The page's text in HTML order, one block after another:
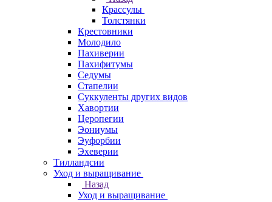
Крассулы
Толстянки
Крестовники
Молодило
Пахиверии
Пахифитумы
Седумы
Стапелии
Суккуленты других видов
Хавортии
Церопегии
Эониумы
Эуфорбии
Эхеверии
Тилландсии
Уход и выращивание
Назад
Уход и выращивание